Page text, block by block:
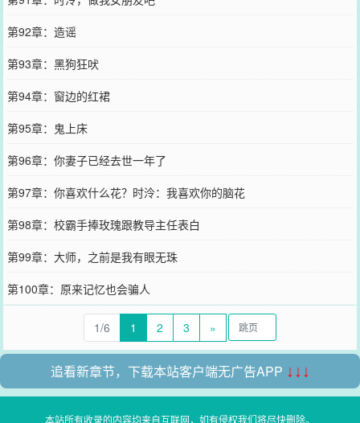
第92章：造谣
第93章：黑狗狂吠
第94章：窗边的红裙
第95章：鬼上床
第96章：你妻子已经去世一年了
第97章：你喜欢什么花？时泠：我喜欢你的脑花
第98章：校霸手捧玫瑰跟教导主任表白
第99章：大师，之前是我有眼无珠
第100章：原来记忆也会骗人
1/6 1 2 3 »
追看新章节，下载本站客户端无广告APP ↓↓↓
本站所有收录的内容均来自互联网，如有侵权我们将尽快删除。